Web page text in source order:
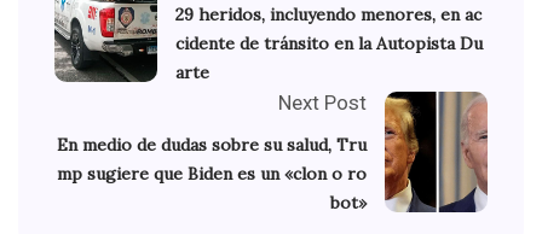
29 heridos, incluyendo menores, en ac
cidente de tránsito en la Autopista Du
arte
Next Post
En medio de dudas sobre su salud, Tru
mp sugiere que Biden es un «clon o ro
bot»